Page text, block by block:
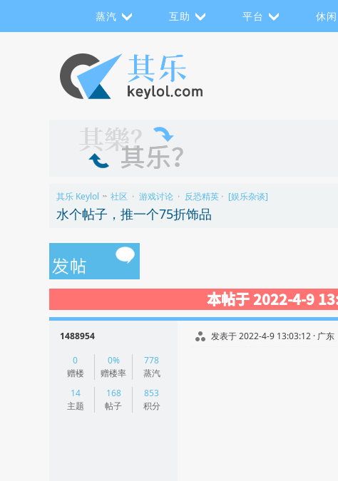
蒸汽 互助 平台 休闲
其乐 Keylol >> 社区 › 游戏讨论 › 反恐精英 › [娱乐杂谈]
水个帖子，推一个75折饰品
本帖于 2022-4-9
1488954
0
赠楼
0%
赠楼率
778
蒸汽
14
主题
168
帖子
853
积分
发表于 2022-4-9 13:03:12 · 广东